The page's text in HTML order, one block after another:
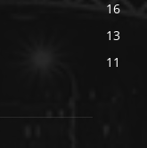
16
13
11